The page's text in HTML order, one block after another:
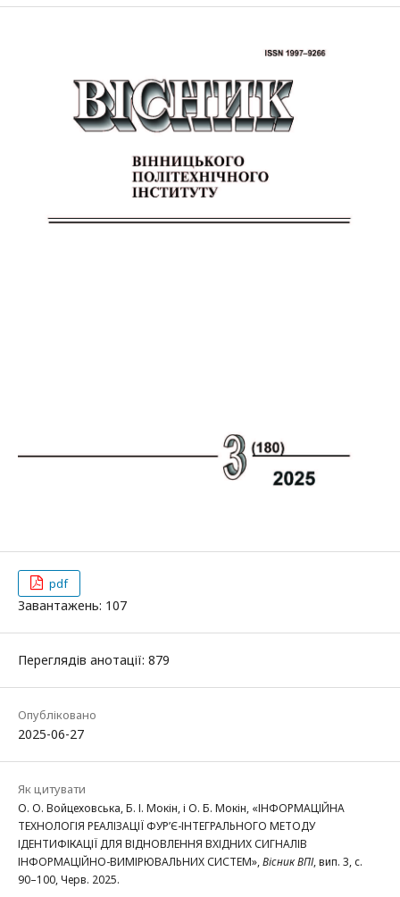
pdf
Завантажень: 107
Переглядів анотації: 879
Опубліковано
2025-06-27
Як цитувати
О. О. Войцеховська, Б. І. Мокін, і О. Б. Мокін, «ІНФОРМАЦІЙНА
ТЕХНОЛОГІЯ РЕАЛІЗАЦІЇ ФУР’Є-ІНТЕГРАЛЬНОГО МЕТОДУ
ІДЕНТИФІКАЦІЇ ДЛЯ ВІДНОВЛЕННЯ ВХІДНИХ СИГНАЛІВ
ІНФОРМАЦІЙНО-ВИМІРЮВАЛЬНИХ СИСТЕМ»,Вісник ВПІ, вип. 3, с.
90–100, Черв. 2025.